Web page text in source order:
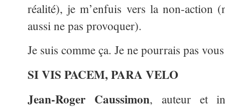
réalité), je m’enfuis vers la non-action
aussi ne pas provoquer).
Je suis comme ça. Je ne pourrais pas
SI VIS PACEM, PARA VELO
Jean-Roger Caussimon, auteur et